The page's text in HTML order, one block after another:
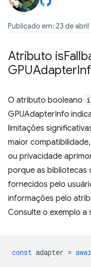
Publicado em: 23 de abril
Atributo is
GPUAdapter
O atributo booleano
GPUAdapterInfo
limitações
maior
ou privacidade
porque as bibliotecas
fornecidos pelo
informações pelo
Consulte o exemplo a
const adapter =